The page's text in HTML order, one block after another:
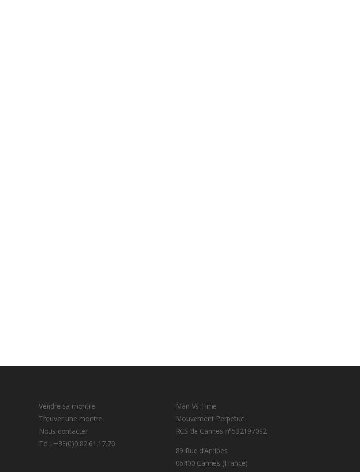
Vendre sa montre
Trouver une montre
Nous contacter
Tel : +33(0)9.82.61.17.70
Man Vs Time
Mouvement Perpetuel
RCS de Cannes n°532197092
89 Rue d’Antibes
06400 Cannes (France)